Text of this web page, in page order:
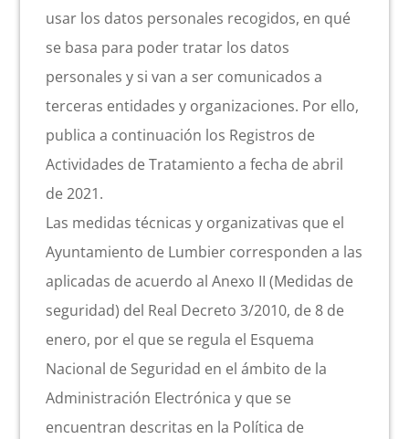
usar los datos personales recogidos, en qué
se basa para poder tratar los datos
personales y si van a ser comunicados a
terceras entidades y organizaciones. Por ello,
publica a continuación los Registros de
Actividades de Tratamiento a fecha de abril
de 2021.
Las medidas técnicas y organizativas que el
Ayuntamiento de Lumbier corresponden a las
aplicadas de acuerdo al Anexo II (Medidas de
seguridad) del Real Decreto 3/2010, de 8 de
enero, por el que se regula el Esquema
Nacional de Seguridad en el ámbito de la
Administración Electrónica y que se
encuentran descritas en la Política de